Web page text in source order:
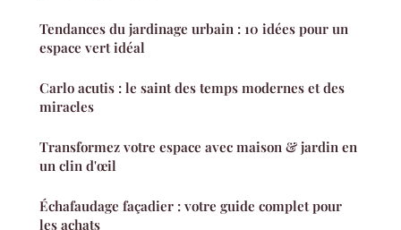
Tendances du jardinage urbain : 10 idées pour un
espace vert idéal
Carlo acutis : le saint des temps modernes et des
miracles
Transformez votre espace avec maison & jardin en
un clin d'œil
Échafaudage façadier : votre guide complet pour
les achats